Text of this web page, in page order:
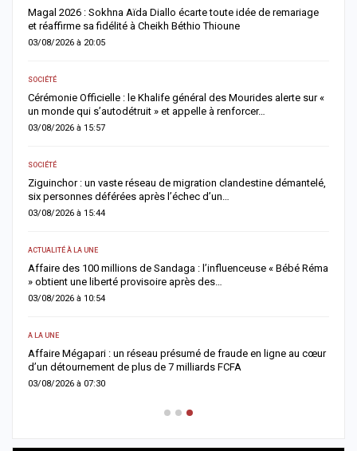
Magal 2026 : Sokhna Aïda Diallo écarte toute idée de remariage
et réaffirme sa fidélité à Cheikh Béthio Thioune
03/08/2026 à 20:05
SOCIÉTÉ
Cérémonie Officielle : le Khalife général des Mourides alerte sur «
un monde qui s’autodétruit » et appelle à renforcer…
03/08/2026 à 15:57
SOCIÉTÉ
Ziguinchor : un vaste réseau de migration clandestine démantelé,
six personnes déférées après l’échec d’un…
03/08/2026 à 15:44
ACTUALITÉ À LA UNE
Affaire des 100 millions de Sandaga : l’influenceuse « Bébé Réma
» obtient une liberté provisoire après des…
03/08/2026 à 10:54
A LA UNE
Affaire Mégapari : un réseau présumé de fraude en ligne au cœur
d’un détournement de plus de 7 milliards FCFA
03/08/2026 à 07:30